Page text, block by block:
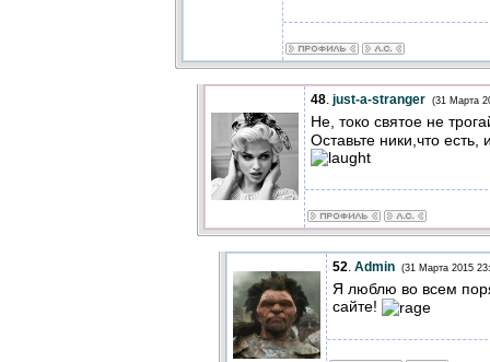
48. just-a-stranger (31 Марта
Не, токо святое не
Оставьте ники,что есть,
52. Admin (31 Марта 2015
Я люблю во всем
сайте!